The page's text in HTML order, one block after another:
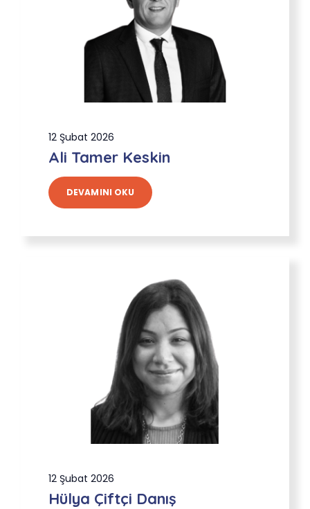
12 Şubat 2026
Ali Tamer Keskin
DEVAMINI OKU
12 Şubat 2026
Hülya Çiftçi Danış